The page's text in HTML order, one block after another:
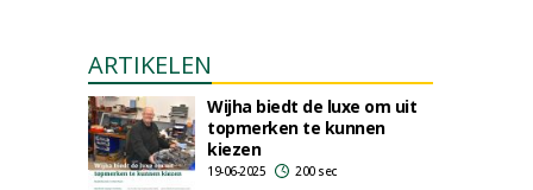
ARTIKELEN
Wijha biedt de luxe om uit
topmerken te kunnen
kiezen
19-06-2025 200 sec